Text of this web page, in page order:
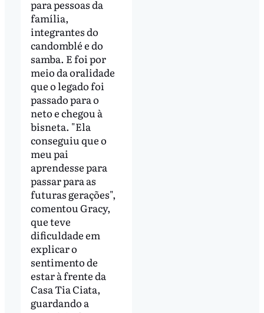
para pessoas da
família,
integrantes do
candomblé e do
samba. E foi por
meio da oralidade
que o legado foi
passado para o
neto e chegou à
bisneta. "Ela
conseguiu que o
meu pai
aprendesse para
passar para as
futuras gerações",
comentou Gracy,
que teve
dificuldade em
explicar o
sentimento de
estar à frente da
Casa Tia Ciata,
guardando a